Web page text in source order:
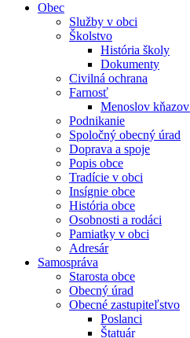
Obec
Služby v obci
Školstvo
História školy
Dokumenty
Civilná ochrana
Farnosť
Menoslov
Podnikanie
Spoločný obecný úrad
Doprava a spoje
Popis obce
Tradície v obci
Insígnie obce
História obce
Osobnosti a rodáci
Pamiatky v obci
Adresár
Samospráva
Starosta obce
Obecný úrad
Obecné zastupiteľstvo
Poslanci
Štatuár